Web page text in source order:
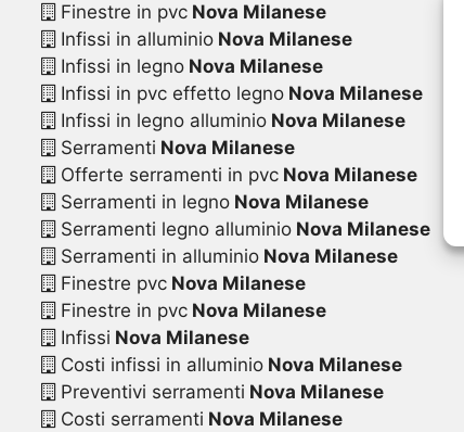
Finestre in pvcNova Milanese
Infissi in alluminioNova Milanese
Infissi in legnoNova Milanese
Infissi in pvc effetto legnoNova Milanese
Infissi in legno alluminioNova Milanese
Serramenti Nova Milanese
Offerte serramenti in pvcNova Milanese
Serramenti in legnoNova Milanese
Serramenti legno alluminioNova Milanese
Serramenti in alluminioNova Milanese
Finestre pvcNova Milanese
Finestre in pvcNova Milanese
Infissi Nova Milanese
Costi infissi in alluminioNova Milanese
Preventivi serramenti Nova Milanese
Costi serramenti Nova Milanese